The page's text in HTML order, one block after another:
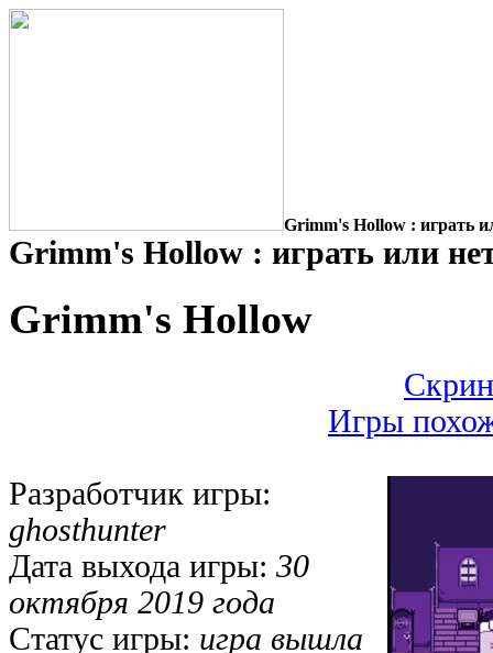
Grimm's Hollow : играть
Grimm's Hollow : играть или
Grimm's Hollow
Игры
Разработчик игры:
ghosthunter
Дата выхода игры: 30
октября 2019 года
Статус игры: игра вышла